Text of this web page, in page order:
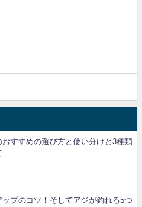
おすすめの選び方と使い分けと3種類
ップのコツ！そしてアジが釣れる5つ